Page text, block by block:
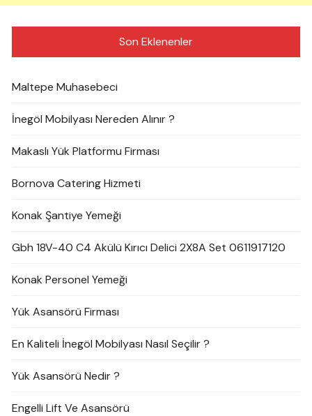
Son Eklenenler
Maltepe Muhasebeci
İnegöl Mobilyası Nereden Alınır ?
Makaslı Yük Platformu Firması
Bornova Catering Hizmeti
Konak Şantiye Yemeği
Gbh 18V-40 C4 Akülü Kırıcı Delici 2X8A Set 0611917120
Konak Personel Yemeği
Yük Asansörü Firması
En Kaliteli İnegöl Mobilyası Nasıl Seçilir ?
Yük Asansörü Nedir ?
Engelli Lift Ve Asansörü